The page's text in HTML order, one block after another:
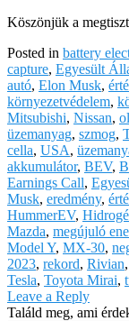
Köszönjük a
Posted in battery
capture, Egyesült
autó, Elon Musk,
környezetvédelem,
Mitsubishi, Nissan,
üzemanyag, szmog,
cella, USA,
akkumulátor, BEV,
Earnings Call,
Musk, eredmény,
HummerEV,
Mazda, megújuló
Model Y, MX-30,
2023, rekord, Rivian,
Tesla, Toyota Mirai,
Leave a Reply
Találd meg, ami